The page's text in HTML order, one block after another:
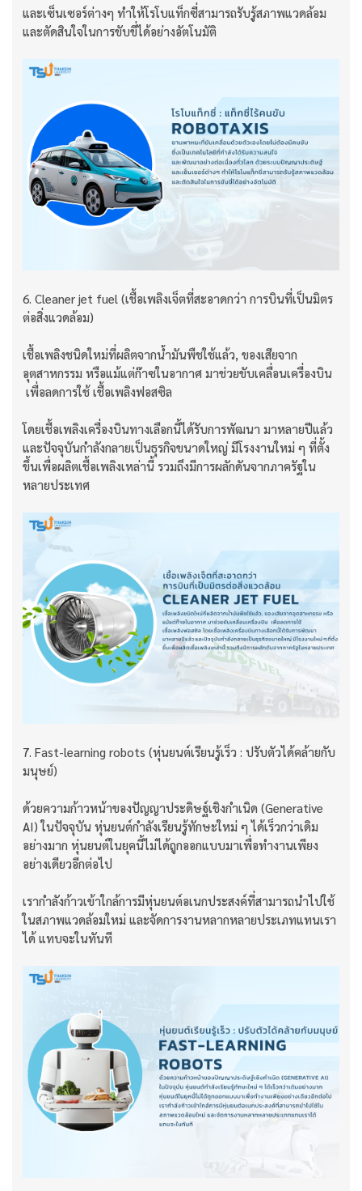
และเซ็นเซอร์ต่างๆ ทำให้โรโบแท็กซี่สามารถรับรู้สภาพแวดล้อม
และตัดสินใจในการขับขี่ได้อย่างอัตโนมัติ
6. Cleaner jet fuel (เชื้อเพลิงเจ็ตที่สะอาดกว่า การบินที่เป็นมิตร
ต่อสิ่งแวดล้อม)
เชื้อเพลิงชนิดใหม่ที่ผลิตจากน้ำมันพืชใช้แล้ว, ของเสียจาก
อุตสาหกรรม หรือแม้แต่ก๊าซในอากาศ มาช่วยขับเคลื่อนเครื่องบิน
เพื่อลดการใช้ เชื้อเพลิงฟอสซิล
โดยเชื้อเพลิงเครื่องบินทางเลือกนี้ได้รับการพัฒนา มาหลายปีแล้ว
และปัจจุบันกำลังกลายเป็นธุรกิจขนาดใหญ่ มีโรงงานใหม่ ๆ ที่ตั้ง
ขึ้นเพื่อผลิตเชื้อเพลิงเหล่านี้ รวมถึงมีการผลักดันจากภาครัฐใน
หลายประเทศ
7. Fast-learning robots (หุ่นยนต์เรียนรู้เร็ว : ปรับตัวได้คล้ายกับ
มนุษย์)
ด้วยความก้าวหน้าของปัญญาประดิษฐ์เชิงกำเนิด (Generative
AI) ในปัจจุบัน หุ่นยนต์กำลังเรียนรู้ทักษะใหม่ ๆ ได้เร็วกว่าเดิม
อย่างมาก หุ่นยนต์ในยุคนี้ไม่ได้ถูกออกแบบมาเพื่อทำงานเพียง
อย่างเดียวอีกต่อไป
เรากำลังก้าวเข้าใกล้การมีหุ่นยนต์อเนกประสงค์ที่สามารถนำไปใช้
ในสภาพแวดล้อมใหม่ และจัดการงานหลากหลายประเภทแทนเรา
ได้ แทบจะในทันที